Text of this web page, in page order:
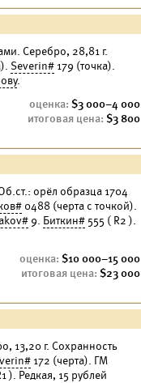
Серебро, 28,81 г.
Severin# 179 (точка).
.
3 000–4 000
3 800
орёл образца 1704
0488 (черта с точкой).
9. Биткин# 555 ( R2 ).
10 000–15 000
23 000
13,20 г. Сохранность
172 (черта). ГМ
). Редкая, 15 рублей